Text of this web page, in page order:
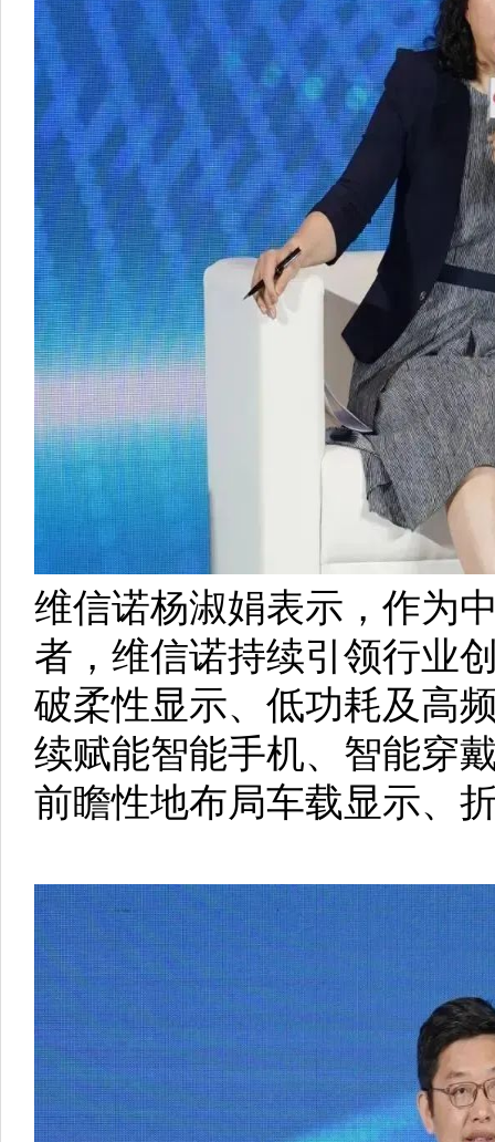
维信诺杨淑娟表示，作为
者，维信诺持续引领行业
破柔性显示、低功耗及高
续赋能智能手机、智能穿
前瞻性地布局车载显示、